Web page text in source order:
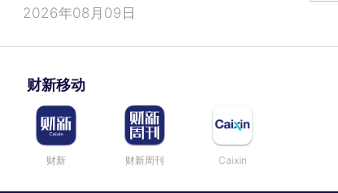
2026年08月09日
财新移动
财新 财新周刊 Caixin